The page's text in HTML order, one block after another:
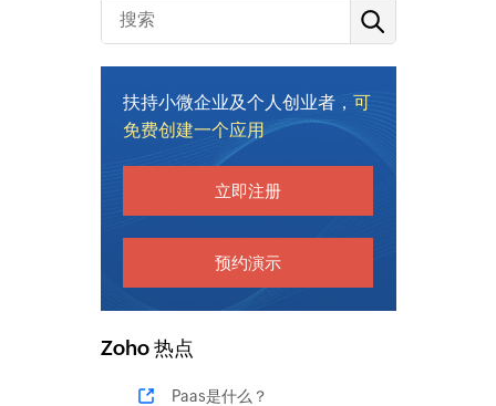
扶持小微企业及个人创业者， 可
免费创建一个应用
立即注册
预约演示
Zoho 热点
Paas是什么？